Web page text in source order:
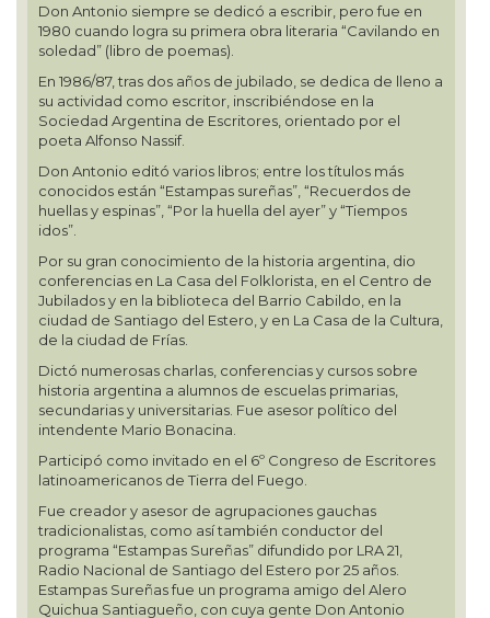
Don Antonio siempre se dedicó a escribir, pero fue en
1980 cuando logra su primera obra literaria “Cavilando en
soledad” (libro de poemas).
En 1986/87, tras dos años de jubilado, se dedica de lleno a
su actividad como escritor, inscribiéndose en la
Sociedad Argentina de Escritores, orientado por el
poeta Alfonso Nassif.
Don Antonio editó varios libros; entre los títulos más
conocidos están “Estampas sureñas”, “Recuerdos de
huellas y espinas”, “Por la huella del ayer” y “Tiempos
idos”.
Por su gran conocimiento de la historia argentina, dio
conferencias en La Casa del Folklorista, en el Centro de
Jubilados y en la biblioteca del Barrio Cabildo, en la
ciudad de Santiago del Estero, y en La Casa de la Cultura,
de la ciudad de Frías.
Dictó numerosas charlas, conferencias y cursos sobre
historia argentina a alumnos de escuelas primarias,
secundarias y universitarias. Fue asesor político del
intendente Mario Bonacina.
Participó como invitado en el 6º Congreso de Escritores
latinoamericanos de Tierra del Fuego.
Fue creador y asesor de agrupaciones gauchas
tradicionalistas, como así también conductor del
programa “Estampas Sureñas” difundido por LRA 21,
Radio Nacional de Santiago del Estero por 25 años.
Estampas Sureñas fue un programa amigo del Alero
Quichua Santiagueño, con cuya gente Don Antonio